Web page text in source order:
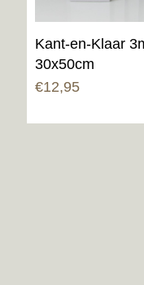
Kant-en-Klaar
30x50cm
€12,95